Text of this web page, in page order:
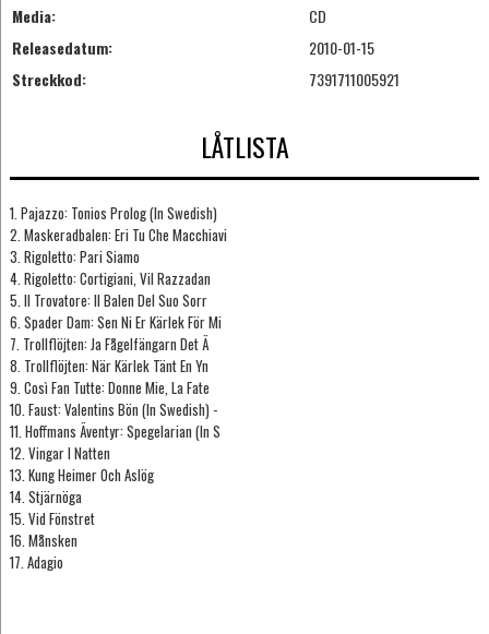
Media:
CD
Releasedatum:
2010-01-15
Streckkod:
7391711005921
LÅTLISTA
1. Pajazzo: Tonios Prolog (In Swedish)
2. Maskeradbalen: Eri Tu Che Macchiavi
3. Rigoletto: Pari Siamo
4. Rigoletto: Cortigiani, Vil Razzadan
5. Il Trovatore: Il Balen Del Suo Sorr
6. Spader Dam: Sen Ni Er Kärlek För Mi
7. Trollflöjten: Ja Fågelfängarn Det Ä
8. Trollflöjten: När Kärlek Tänt En Yn
9. Così Fan Tutte: Donne Mie, La Fate
10. Faust: Valentins Bön (In Swedish) -
11. Hoffmans Äventyr: Spegelarian (In S
12. Vingar I Natten
13. Kung Heimer Och Aslög
14. Stjärnöga
15. Vid Fönstret
16. Månsken
17. Adagio